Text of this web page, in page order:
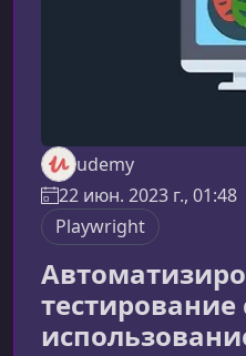
udemy
22 июн. 2023 г., 01:48
Playwright
тестирование